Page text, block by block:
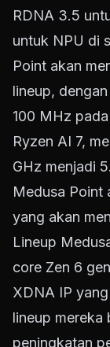
RDNA 3.5
untuk NPU di
Point akan
lineup,
100 MHz
Ryzen AI 7,
GHz menjadi
Medusa Point
yang akan
Lineup
core Zen 6
XDNA IP
lineup mereka
peningkatan